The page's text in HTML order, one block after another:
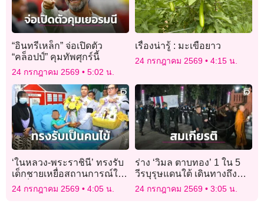
“อินทรีเหล็ก” จ่อเปิดตัว
“คล็อปป์” คุมทัพศุกร์นี้
24 กรกฎาคม 2569 5:02 น.
เรื่องน่ารู้ : มะเขือยาว
24 กรกฎาคม 2569 4:15 น.
‘ในหลวง-พระราชินี’ ทรงรับ
เด็กชายเหยื่อสถานการณ์ใต้
ไว้เป็นคนไข้ในพระบรม
ราชานุเคราะห์
24 กรกฎาคม 2569 4:05 น.
ร่าง ‘วิมล ตาบทอง’ 1 ใน 5
วีรบุรุษแดนใต้ เดินทางถึง
บ้านเกิดสุรินทร์สมเกียรติ
24 กรกฎาคม 2569 3:05 น.